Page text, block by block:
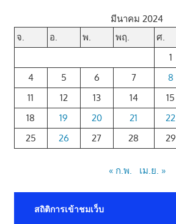
มีนาคม 2024
จ.
อ. พ. พฤ. ศ.
1
4
5 6 7 8
11
12 13 14 15
18
19 20 21 22
25
26 27 28 29
« ก.พ. เม.ย. »
สถิติการเข้าชมเว็บ